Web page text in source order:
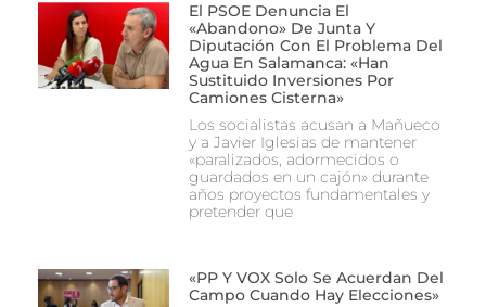
El PSOE Denuncia El
«abandono» De Junta Y
Diputación Con El Problema Del
Agua En Salamanca: «Han
Sustituido Inversiones Por
Camiones Cisterna»
Los socialistas acusan a Mañueco
y a Javier Iglesias de mantener
«paralizados, adormecidos o
guardados en un cajón» durante
años proyectos fundamentales y
pretender que
«PP Y VOX Solo Se Acuerdan Del
Campo Cuando Hay Elecciones»